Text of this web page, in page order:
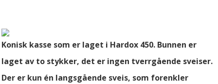
Konisk kasse som er laget i Hardox 450. Bunnen er
laget av to stykker, det er ingen tverrgående sveiser.
Der er kun én langsgående sveis, som forenkler